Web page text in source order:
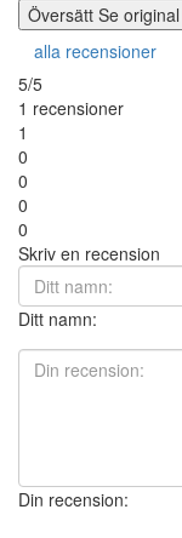
Översätt Se original
alla recensioner
5/5
1 recensioner
1
0
0
0
0
Skriv en recension
Ditt namn:
Din recension: